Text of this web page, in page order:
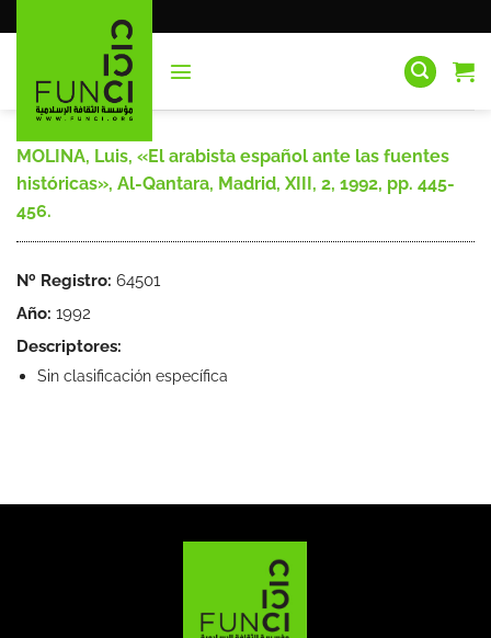
al
MOLINA, Luis, «El arabista español ante las fuentes
históricas», Al-Qantara, Madrid, XIII, 2, 1992, pp. 445-
456.
Nº Registro: 64501
Año: 1992
Descriptores:
Sin clasificación específica